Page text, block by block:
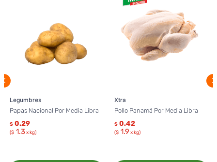
Legumbres
Papas Nacional Por Media Libra
$ 0.29
($ 1.3x kg)
Xtra
Pollo Panamá Por Media Libra
$ 0.42
($ 1.9 x kg)